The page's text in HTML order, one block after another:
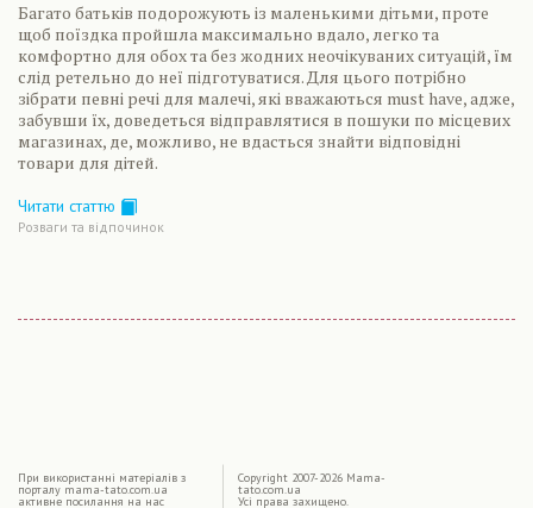
Багато батьків подорожують із маленькими дітьми, проте
щоб поїздка пройшла максимально вдало, легко та
комфортно для обох та без жодних неочікуваних ситуацій, їм
слід ретельно до неї підготуватися. Для цього потрібно
зібрати певні речі для малечі, які вважаються must have, адже,
забувши їх, доведеться відправлятися в пошуки по місцевих
магазинах, де, можливо, не вдасться знайти відповідні
товари для дітей.
Читати статтю
Розваги та відпочинок
При використаннi матерiалiв з
порталу mama-tato.com.ua
активне посилання на нас
Copyright 2007-2026 Mama-
tato.com.ua
Усі права захищено.